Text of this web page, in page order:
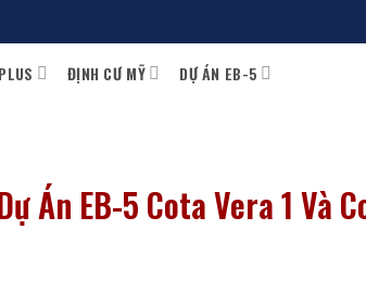
ĐỊNH CƯ MỸ DỰ ÁN EB-5
Án EB-5 Cota Vera 1 Và